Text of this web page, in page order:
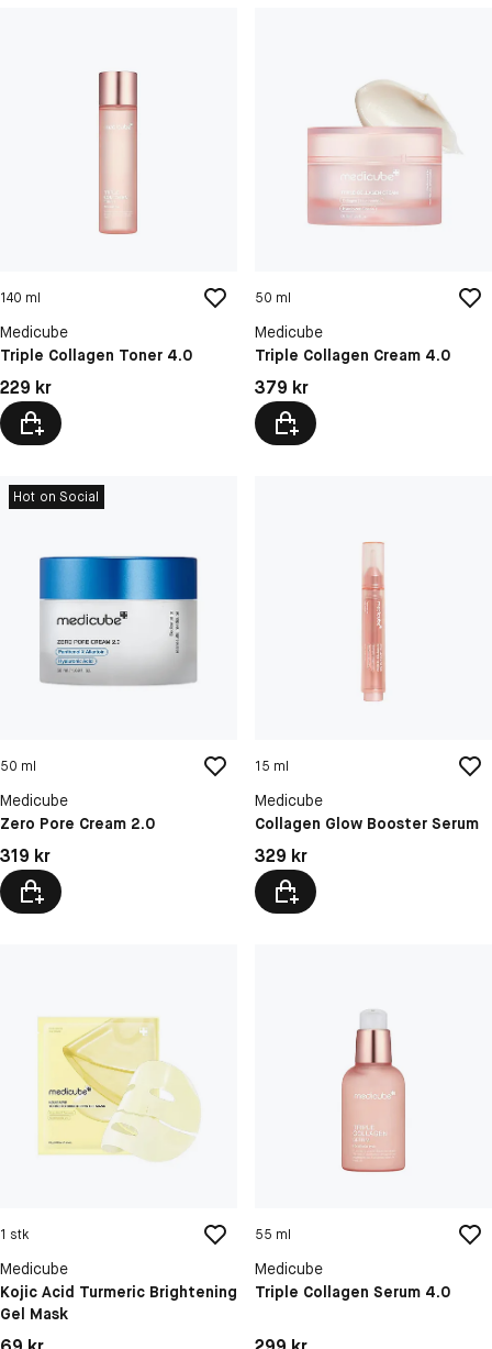
140 ml
Medicube
Triple Collagen Toner 4.0
Pris: 229 kr
229 kr
50 ml
Medicube
Triple Collagen Cream 4.0
Pris: 379 kr
379 kr
Hot on Social
50 ml
Medicube
Zero Pore Cream 2.0
Pris: 319 kr
319 kr
15 ml
Medicube
Collagen Glow Booster Serum
Pris: 329 kr
329 kr
1 stk
Medicube
Kojic Acid Turmeric Brightening
Gel Mask
Pris: 69 kr
55 ml
Medicube
Triple Collagen Serum 4.0
Pris: 299 kr